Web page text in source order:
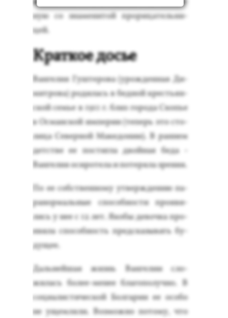
ную со зна­мени­той про­рица­тель­ни­
цей.
Краткое досье
Ван­ге­лия Гуш­те­рова (урож­денная Ди­
мит­ро­ва) ро­дилась в бед­ной кресть­ян­
ской семье в 1911 г. близ го­рода Скопье
в Ос­ман­ской им­пе­рии (те­перь это сто­
лица Се­вер­ной Ма­кедо­нии). В ран­нем
детс­тве ее пос­тигла двой­ная бе­да -
Ван­ге­лия оси­роте­ла и по­теря­ла зре­ния.
По ее собс­твен­но­му ут­вер­жде­нию па­
ранор­маль­ные спо­соб­ности про­яви­
лись у нее с 12 лет. Яко­бы де­воч­ка про­
яви­ла спо­соб­ность пред­ска­зывать бу­
дущее.
Даль­ней­шая жизнь Ван­ге­лии сло­
жилась бо­лее-ме­нее бла­гопо­луч­но. В
со­ци­алис­ти­чес­кой Бол­га­рии ее осо­бо
не ущем­ля­ли. Воз­можно по­тому, что